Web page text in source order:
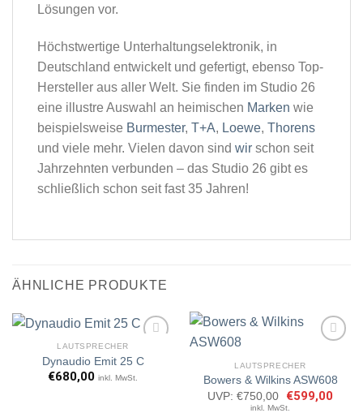
Lösungen vor.
Höchstwertige Unterhaltungselektronik, in
Deutschland entwickelt und gefertigt, ebenso Top-
Hersteller aus aller Welt. Sie finden im Studio 26
eine illustre Auswahl an heimischen Marken wie
beispielsweise Burmester, T+A, Loewe, Thorens
und viele mehr. Vielen davon sind wir schon seit
Jahrzehnten verbunden – das Studio 26 gibt es
schließlich schon seit fast 35 Jahren!
ÄHNLICHE PRODUKTE
Artikel
LAUTSPRECHER
Dynaudio Emit 25 C
€680,00 inkl. MwSt.
Artikel
merken
LAUTSPRECHER
Bowers & Wilkins ASW608
UVP: €750,00
Ursprünglicher
Preis
€599,00
inkl. MwSt.